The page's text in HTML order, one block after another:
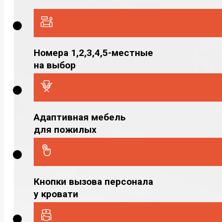
Номера 1,2,3,4,5-местные
на выбор
Адаптивная мебель
для пожилых
Кнопки вызова персонала
у кровати